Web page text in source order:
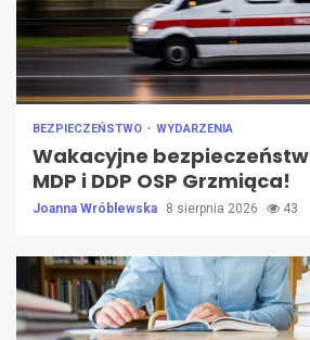
BEZPIECZEŃSTWO WYDARZENIA
Wakacyjne
MDP i DDP OSP Grzmiąca!
Joanna Wróblewska 8 sierpnia 2026 43